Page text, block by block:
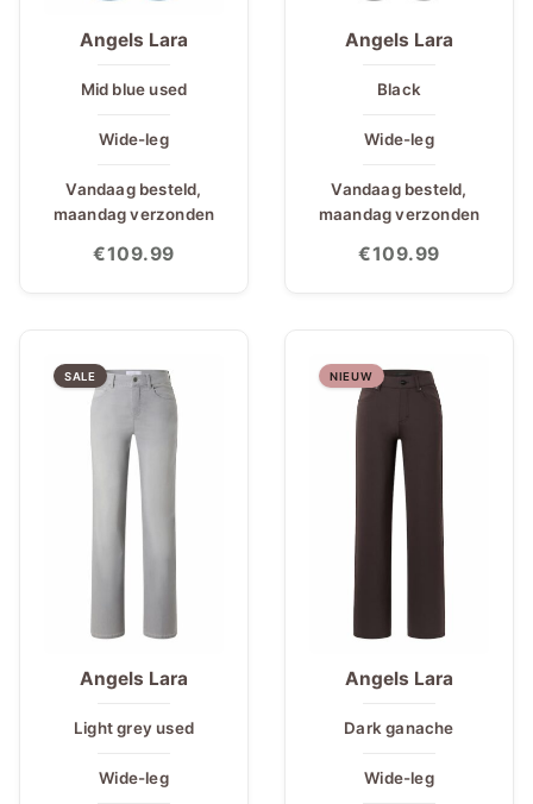
Angels Lara
Mid blue used
Wide-leg
Vandaag besteld,
maandag verzonden
€109.99
Angels Lara
Black
Wide-leg
Vandaag besteld,
maandag verzonden
€109.99
SALE
Angels Lara
Light grey used
Wide-leg
NIEUW
Angels Lara
Dark ganache
Wide-leg